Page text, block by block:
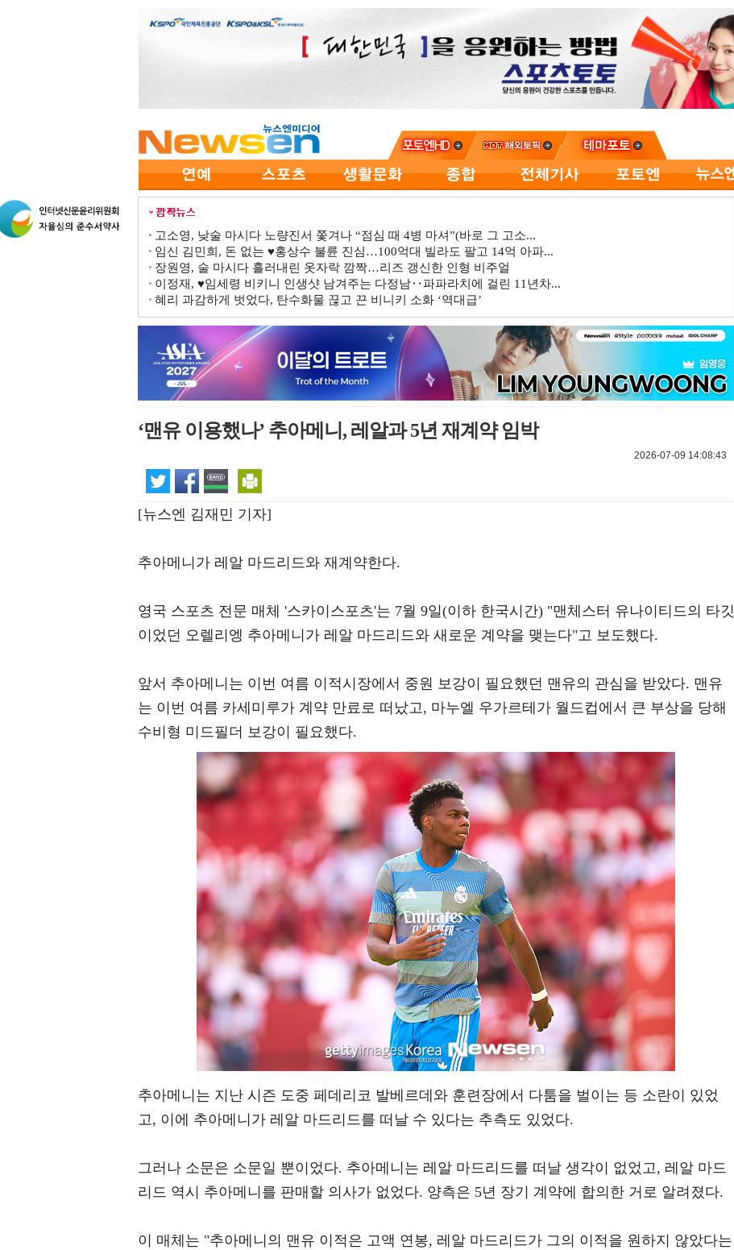
고소영, 낮술 마시다 노량진서 쫓겨나 “점심 때 4병 마셔”(바로 그 고소...
임신 김민희, 돈 없는 ♥홍상수 불륜 진심…100억대 빌라도 팔고 14억 아파...
장원영, 술 마시다 흘러내린 옷자락 깜짝…리즈 갱신한 인형 비주얼
이정재, ♥임세령 비키니 인생샷 남겨주는 다정남‥파파라치에 걸린 11년차...
혜리 과감하게 벗었다, 탄수화물 끊고 끈 비니키 소화 ‘역대급’
‘맨유 이용했나’ 추아메니, 레알과 5년 재계약 임박
2026-07-09 14:08:43
[뉴스엔 김재민 기자]
추아메니가 레알 마드리드와 재계약한다.
영국 스포츠 전문 매체 '스카이스포츠'는 7월 9일(이하 한국시간) "맨체스터 유나이티드의 타깃
이었던 오렐리엥 추아메니가 레알 마드리드와 새로운 계약을 맺는다"고 보도했다.
앞서 추아메니는 이번 여름 이적시장에서 중원 보강이 필요했던 맨유의 관심을 받았다. 맨유
는 이번 여름 카세미루가 계약 만료로 떠났고, 마누엘 우가르테가 월드컵에서 큰 부상을 당해
수비형 미드필더 보강이 필요했다.
추아메니는 지난 시즌 도중 페데리코 발베르데와 훈련장에서 다툼을 벌이는 등 소란이 있었
고, 이에 추아메니가 레알 마드리드를 떠날 수 있다는 추측도 있었다.
그러나 소문은 소문일 뿐이었다. 추아메니는 레알 마드리드를 떠날 생각이 없었고, 레알 마드
리드 역시 추아메니를 판매할 의사가 없었다. 양측은 5년 장기 계약에 합의한 거로 알려졌다.
이 매체는 "추아메니의 맨유 이적은 고액 연봉, 레알 마드리드가 그의 이적을 원하지 않았다는